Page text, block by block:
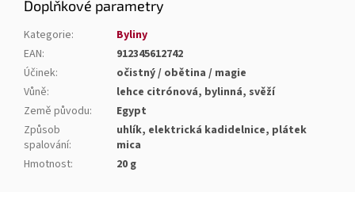
Doplňkové parametry
Kategorie:
Byliny
EAN:
912345612742
Účinek:
očistný / obětina / magie
Vůně:
lehce citrónová, bylinná, svěží
Země původu:
Egypt
Způsob
spalování:
uhlík, elektrická kadidelnice, plátek
mica
Hmotnost: 20 g